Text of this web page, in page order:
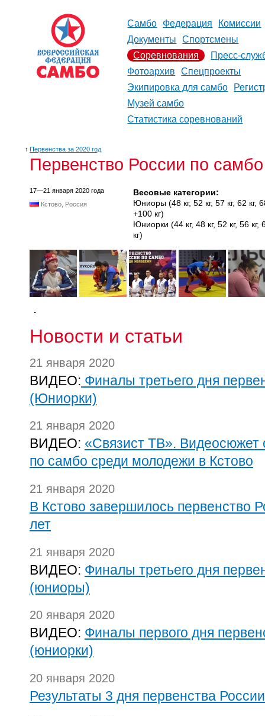
Самбо Федерация
Комиссии
Документы
Спортсмены
Соревнования
Пресс-
Фотоархив
Спецпроекты
Экипировка для самбо
Музей самбо
Статистика соревнований
↑ Первенства за 2020 год
Первенство России по
17—21 января 2020 года
Кстово, Россия
Весовые категории:
Юниоры (48 кг, 52 кг, 57 кг, 62 кг,
+100 кг)
Юниорки (44 кг, 48 кг, 52 кг, 56 кг,
кг)
.
Новости и статьи
21 января 2020
ВИДЕО: Финалы третьего дня
(Юниорки)
21 января 2020
ВИДЕО: «Связист ТВ». Видеосюжет
по самбо среди молодежи в Кстово
21 января 2020
В Кстово завершилось первенство
лет
21 января 2020
ВИДЕО: Финалы третьего дня
(юниоры)
20 января 2020
ВИДЕО: Финалы первого дня
(юниорки)
20 января 2020
Результаты 3 дня первенства